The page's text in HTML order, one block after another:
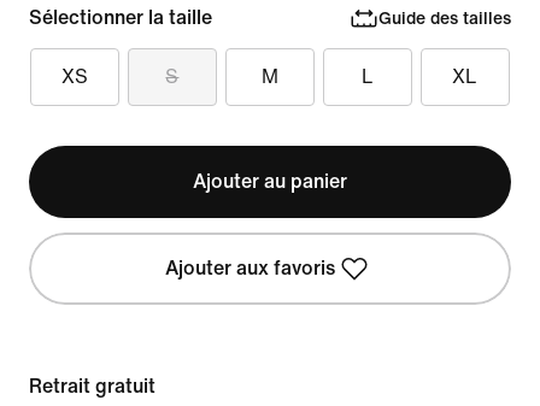
Sélectionner la taille Guide des tailles
XS S M L XL
Ajouter au panier
Ajouter aux favoris
Retrait gratuit